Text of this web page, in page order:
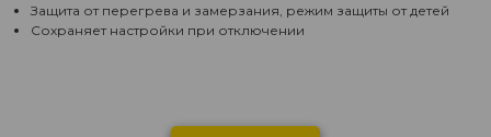
Защита от перегрева и замерзания, режим защиты от детей
Сохраняет настройки при отключении